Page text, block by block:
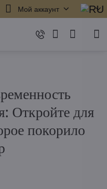
Мой аккаунт
Откройте для
покорило